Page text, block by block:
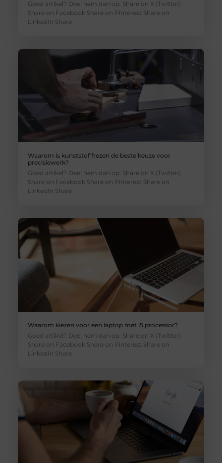
Goed artikel? Deel hem dan op: Share on X (Twitter)
Share on Facebook Share on Pinterest Share on
LinkedIn Share
Waarom is kunststof frezen de beste keuze voor
precisiewerk?
Goed artikel? Deel hem dan op: Share on X (Twitter)
Share on Facebook Share on Pinterest Share on
LinkedIn Share
Waarom kiezen voor een laptop met i5 processor?
Goed artikel? Deel hem dan op: Share on X (Twitter)
Share on Facebook Share on Pinterest Share on
LinkedIn Share